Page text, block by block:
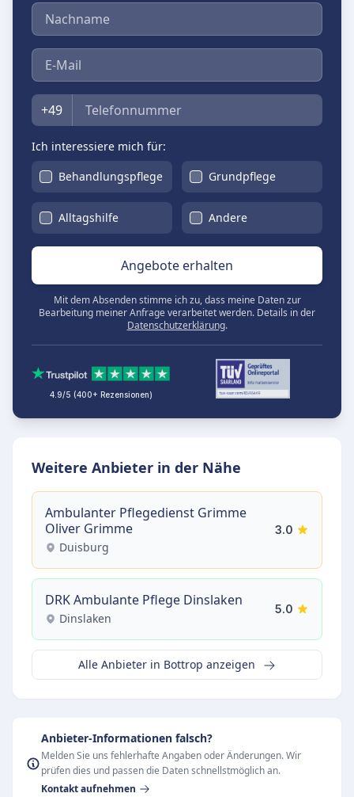
Nachname
E-Mail
Telefon
+49
Ich interessiere mich für:
Behandlungspflege
Grundpflege
Alltagshilfe Andere
Angebote erhalten
Mit dem Absenden stimme ich zu, dass meine Daten zur
Bearbeitung meiner Anfrage verarbeitet werden. Details in der
Datenschutzerklärung.
4.9/5 (400+ Rezensionen)
Weitere Anbieter in der Nähe
Ambulanter Pflegedienst Grimme
Oliver Grimme
Duisburg
3.0
DRK Ambulante Pflege Dinslaken
Dinslaken
5.0
Alle Anbieter in Bottrop anzeigen
Anbieter-Informationen falsch?
Melden Sie uns fehlerhafte Angaben oder Änderungen. Wir
prüfen dies und passen die Daten schnellstmöglich an.
Kontakt aufnehmen